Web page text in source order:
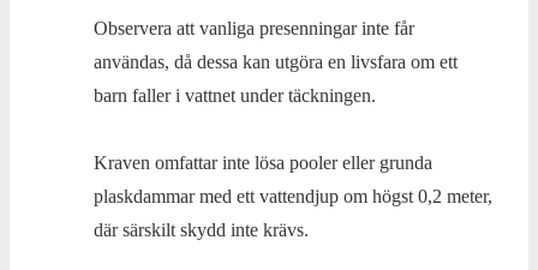
Observera att vanliga presenningar inte får
användas, då dessa kan utgöra en livsfara om ett
barn faller i vattnet under täckningen.
Kraven omfattar inte lösa pooler eller grunda
plaskdammar med ett vattendjup om högst 0,2 meter,
där särskilt skydd inte krävs.